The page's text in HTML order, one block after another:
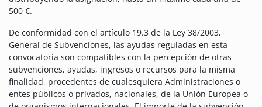
500 €.
De conformidad con el artículo 19.3 de la Ley 38/2003,
General de Subvenciones, las ayudas reguladas en esta
convocatoria son compatibles con la percepción de otras
subvenciones, ayudas, ingresos o recursos para la misma
finalidad, procedentes de cualesquiera Administraciones o
entes públicos o privados, nacionales, de la Unión Europea o